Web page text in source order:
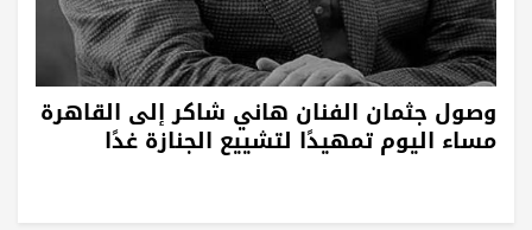
وصول جثمان الفنان هاني شاكر إلى القاهرة
مساء اليوم تمهيدًا لتشييع الجنازة غدًا